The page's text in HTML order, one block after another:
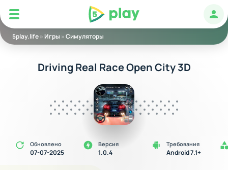
5play
5play.life» Игры »Симуляторы
Driving Real Race Open City 3D
Обновлено
07-07-2025
Версия
1.0.4
Требования
Android 7.1+